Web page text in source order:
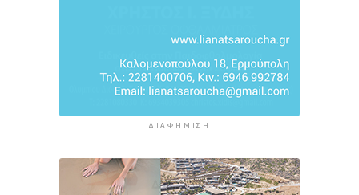
ΔΙΑΦΉΜΙΣΗ